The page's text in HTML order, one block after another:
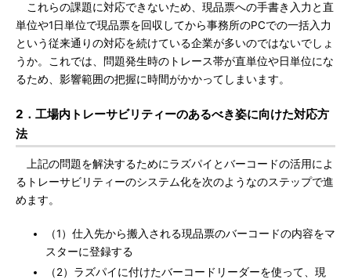
これらの課題に対応できないため、現品票への手書き入力と直
単位や1日単位で現品票を回収してから事務所のPCでの一括入力
という従来通りの対応を続けている企業が多いのではないでしょ
うか。これでは、問題発生時のトレース帯が直単位や日単位にな
るため、影響範囲の把握に時間がかかってしまいます。
2．工場内トレーサビリティーのあるべき姿に向けた対応方
法
上記の問題を解決するためにラズパイとバーコードの活用によ
るトレーサビリティーのシステム化を次のようなのステップで進
めます。
（1）仕入先から搬入される現品票のバーコードの内容をマ
スターに登録する
（2）ラズパイに付けたバーコードリーダーを使って、現